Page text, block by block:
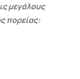
μεγάλους
πορείας: